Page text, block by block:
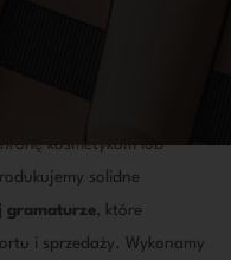
kosmetykom lub
solidne
gramaturze, które
i sprzedaży. Wykonamy